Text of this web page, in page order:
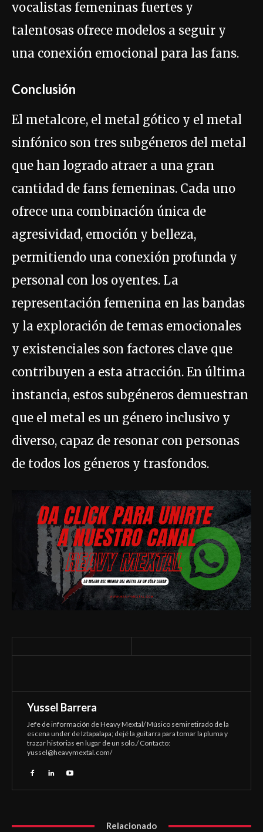
vocalistas femeninas fuertes y
talentosas ofrece modelos a seguir y
una conexión emocional para las fans.
Conclusión
El metalcore, el metal gótico y el metal
sinfónico son tres subgéneros del metal
que han logrado atraer a una gran
cantidad de fans femeninas. Cada uno
ofrece una combinación única de
agresividad, emoción y belleza,
permitiendo una conexión profunda y
personal con los oyentes. La
representación femenina en las bandas
y la exploración de temas emocionales
y existenciales son factores clave que
contribuyen a esta atracción. En última
instancia, estos subgéneros demuestran
que el metal es un género inclusivo y
diverso, capaz de resonar con personas
de todos los géneros y trasfondos.
Yussel Barrera
Jefe de información de Heavy Mextal/ Músico semiretirado de la
escena under de Iztapalapa; dejé la guitarra para tomar la pluma y
trazar historias en lugar de un solo./ Contacto:
yussel@heavymextal.com/
Relacionado